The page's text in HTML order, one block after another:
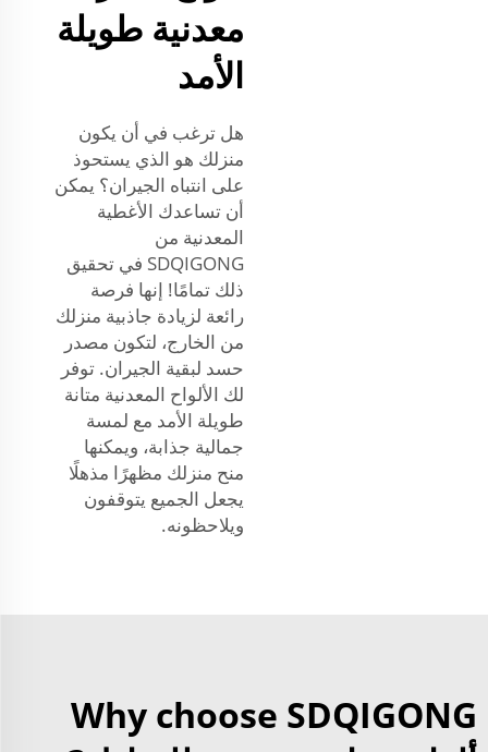
معدنية طويلة
الأمد
هل ترغب في أن يكون
منزلك هو الذي يستحوذ
على انتباه الجيران؟ يمكن
أن تساعدك الأغطية
المعدنية من
SDQIGONG في تحقيق
ذلك تمامًا! إنها فرصة
رائعة لزيادة جاذبية منزلك
من الخارج، لتكون مصدر
حسد لبقية الجيران. توفر
لك الألواح المعدنية متانة
طويلة الأمد مع لمسة
جمالية جذابة، ويمكنها
منح منزلك مظهرًا مذهلًا
يجعل الجميع يتوقفون
ويلاحظونه.
Why choose SDQIGONG